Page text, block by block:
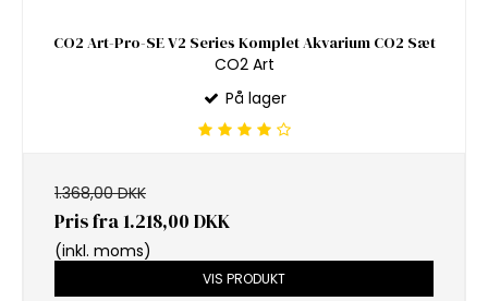
CO2 Art-Pro-SE V2 Series Komplet Akvarium CO2 Sæt
CO2 Art
På lager
1.368,00 DKK
Pris fra 1.218,00 DKK
(inkl. moms)
VIS PRODUKT